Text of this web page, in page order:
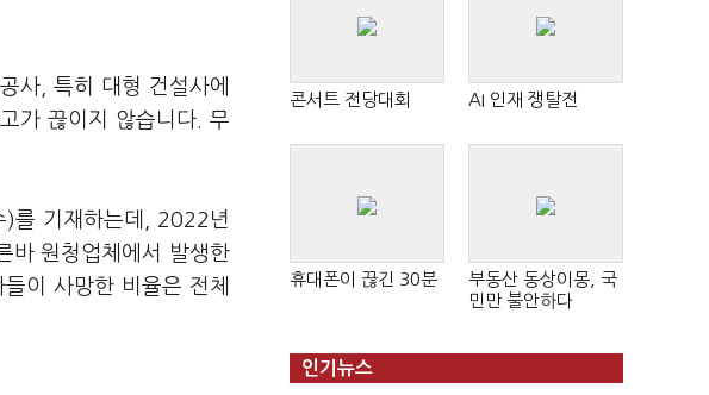
사, 특히 대형 건설사에
가 끊이지 않습니다. 무
)를 기재하는데, 2022년
바 원청업체에서 발생한
이 사망한 비율은 전체
콘서트 전당대회 AI 인재 쟁탈전
휴대폰이 끊긴 30분
부동산 동상이몽, 국
민만 불안하다
인기뉴스